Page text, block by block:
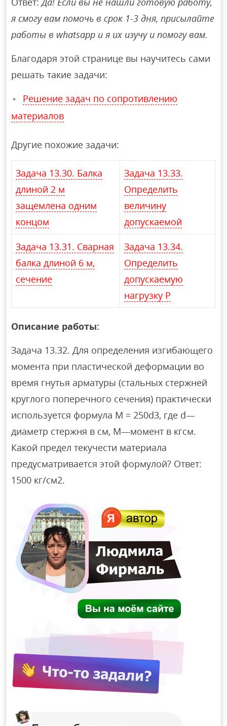
я смогу вам помочь в срок 1-3 дня, присылайте
работы в whatsapp и я их изучу и помогу вам.
Благодаря этой странице вы научитесь сами
решать такие задачи:
Решение задач по сопротивлению
материалов
Другие похожие задачи:
Задача 13.30. Балка
длиной 2 м
защемлена одним
концом
Задача 13.33.
Определить
величину
допускаемой
Задача 13.31. Сварная
балка длиной 6 м,
сечение
Задача 13.34.
Определить
допускаемую
нагрузку Р
Описание работы:
Задача 13.32. Для определения изгибающего
момента при пластической деформации во
время гнутья арматуры (стальных стержней
круглого поперечного сечения) практически
используется формула М = 250d3, где d—
диаметр стержня в см, М—момент в кгсм.
Какой предел текучести материала
предусматривается этой формулой? Ответ:
1500 кг/см2.